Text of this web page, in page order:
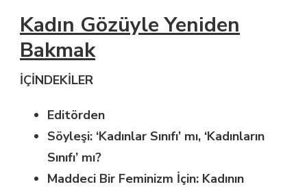
Kadın Gözüyle Yeniden
Bakmak
İÇİNDEKİLER
Editörden
Söyleşi: ‘Kadınlar Sınıfı’ mı, ‘Kadınların
Sınıfı’ mı?
Maddeci Bir Feminizm İçin: Kadının